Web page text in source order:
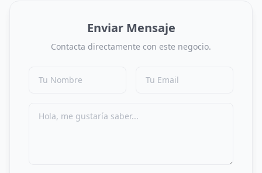
Enviar Mensaje
Contacta directamente con este negocio.